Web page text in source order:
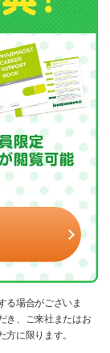
る場合がございま
き、ご来社またはお
に限ります。